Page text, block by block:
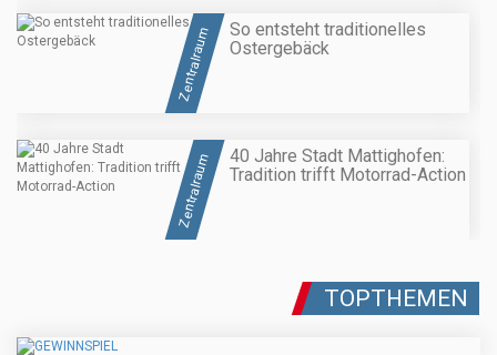
Zentralraum
So entsteht traditionelles
Ostergebäck
Zentralraum
40 Jahre Stadt Mattighofen:
Tradition trifft Motorrad-Action
TOPTHEMEN